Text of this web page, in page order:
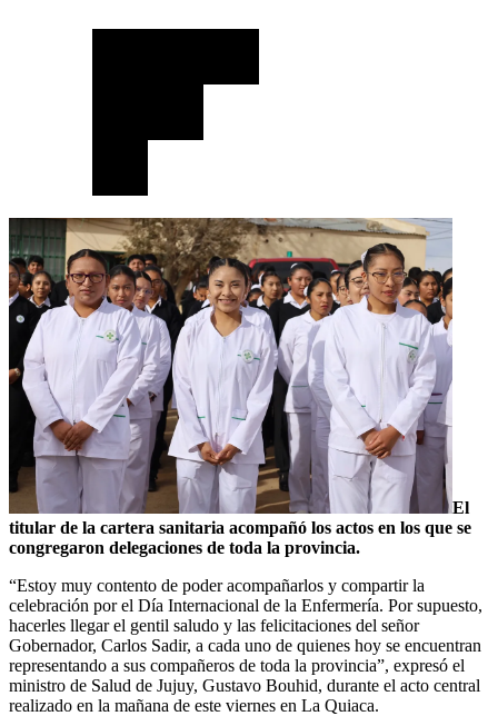
El
titular de la cartera sanitaria acompañó los actos en los que se
congregaron delegaciones de toda la provincia.
“Estoy muy contento de poder acompañarlos y compartir la
celebración por el Día Internacional de la Enfermería. Por supuesto,
hacerles llegar el gentil saludo y las felicitaciones del señor
Gobernador, Carlos Sadir, a cada uno de quienes hoy se encuentran
representando a sus compañeros de toda la provincia”, expresó el
ministro de Salud de Jujuy, Gustavo Bouhid, durante el acto central
realizado en la mañana de este viernes en La Quiaca.